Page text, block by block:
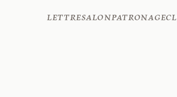
LettreSalonPatronage